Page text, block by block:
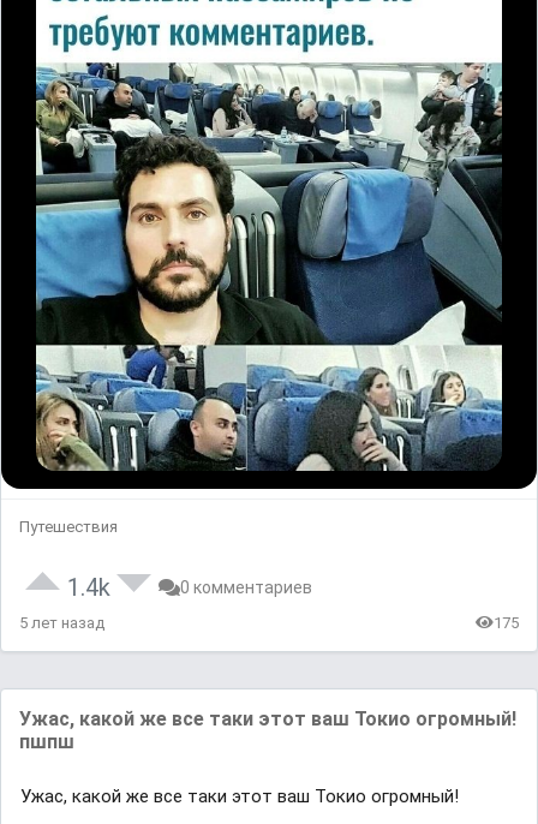
Путешествия
1.4k 0 комментариев
5 лет назад 175
Ужас, какой же все таки этот ваш Токиo огромный!
пшпш
Ужас, какой же все таки этот ваш Токиo огромный!